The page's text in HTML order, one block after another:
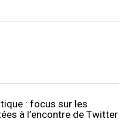
: focus sur les
à l’encontre de Twitter